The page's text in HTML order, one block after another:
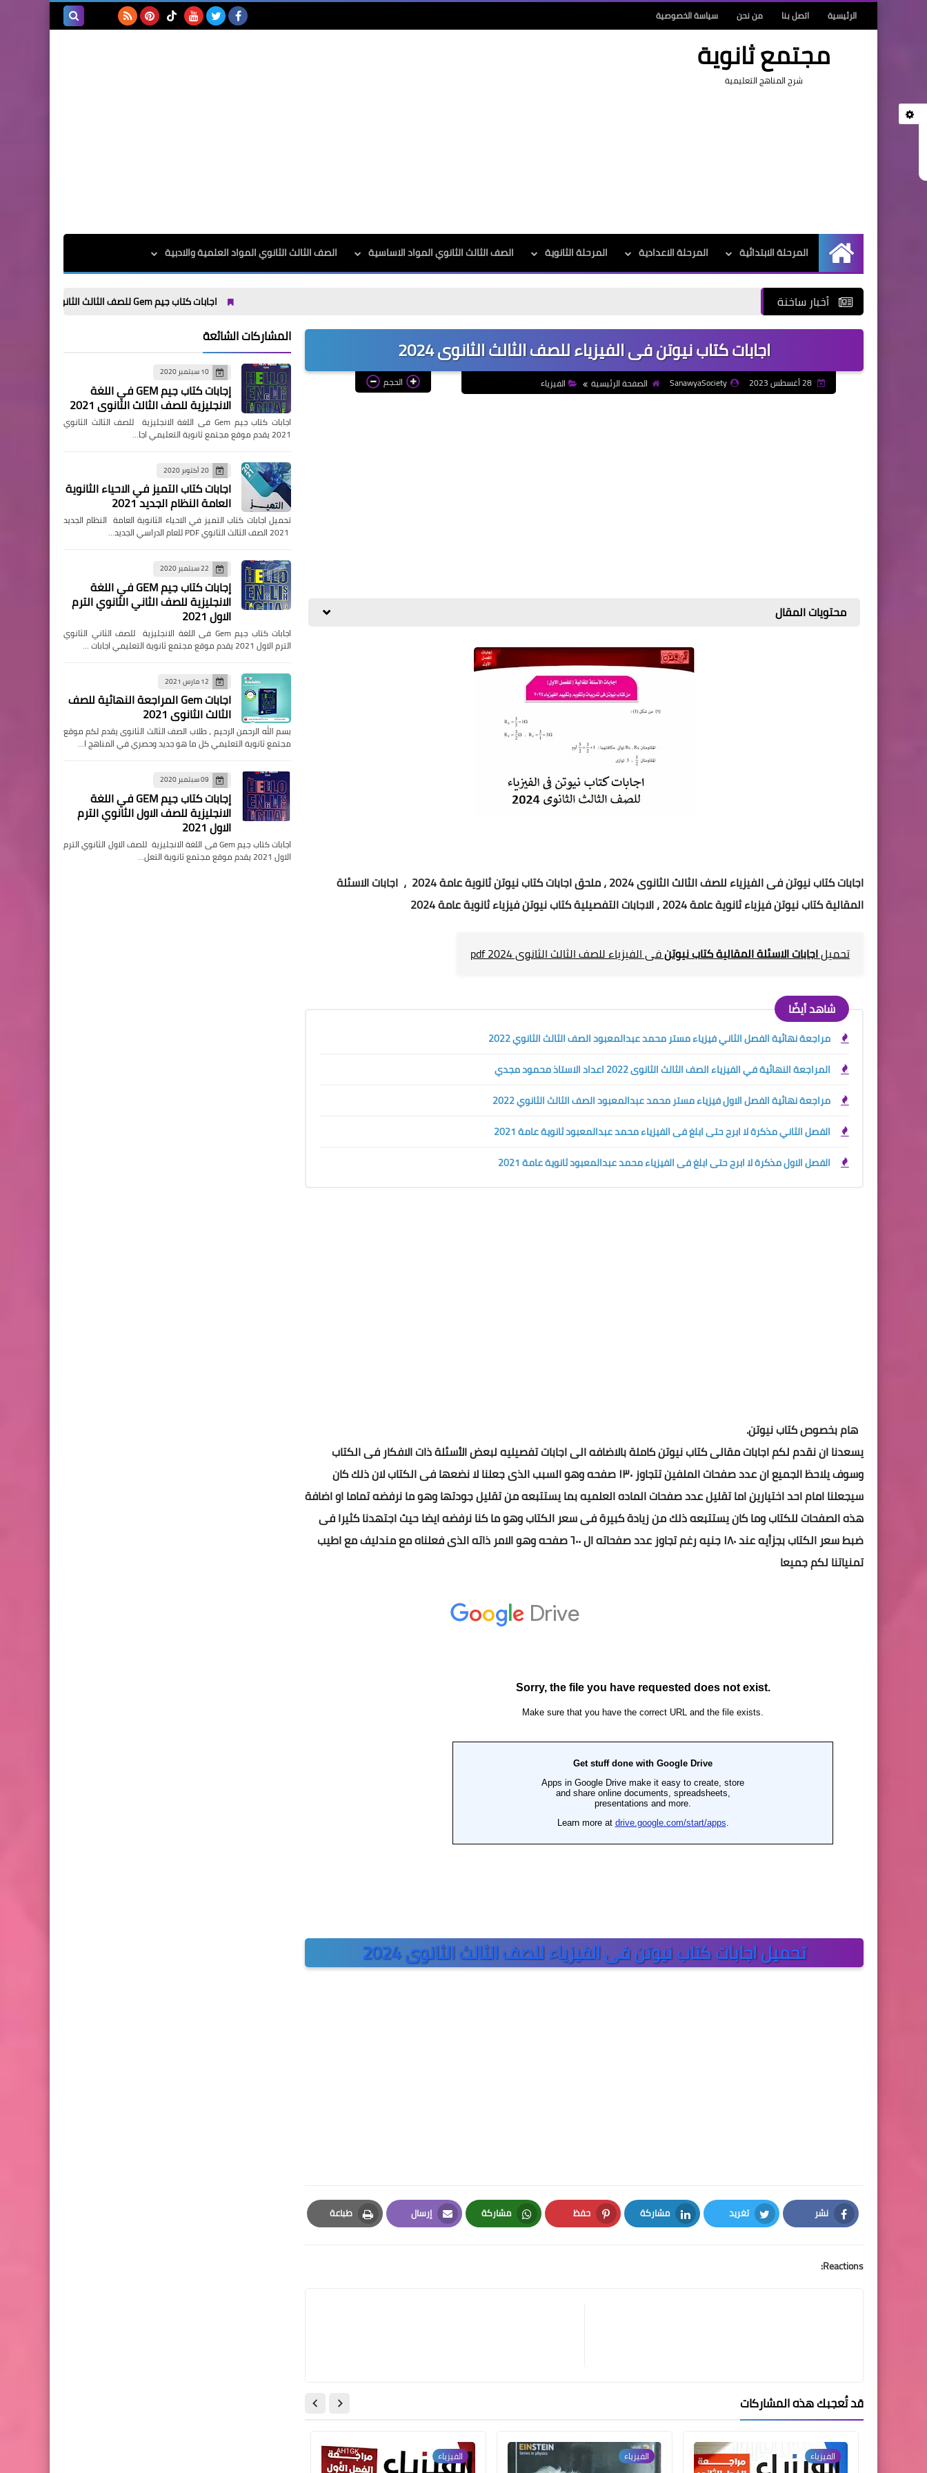
الرئيسية اتصل بنا من نحن سياسة الخصوصية
مجتمع ثانوية
شرح المناهج التعليمية
الرئيسية
المرحلة الابتدائية المرحلة الاعدادية المرحلة الثانوية الصف الثالث الثانوي المواد الاساسية الصف الثالث الثانوي المواد العلمية والادبية
أخبار ساخنة اجابات كتاب جيم Gem للصف الثالث الثانوى الترم الاول 2025
اجابات كتاب نيوتن فى الفيزياء للصف الثالث الثانوى 2024
28 أغسطس 2023 SanawyaSociety الصفحة الرئيسية الفيزياء الحجم
محتويات المقال
اجابات كتاب نيوتن فى الفيزياء للصف الثالث الثانوى 2024 ،
ملحق اجابات كتاب نيوتن ثانوية عامة 2024 ، اجابات الاسئلة
المقالية كتاب نيوتن فيزياء ثانوية عامة 2024 ، الاجابات التفصيلية
كتاب نيوتن فيزياء ثانوية عامة 2024
تحميلاجابات الاسئلة المقالية كتاب نيوتنفى الفيزياء للصف الثالث الثانوى 2024 pdf
شاهد أيضًا
مراجعة نهائية الفصل الثاني فيزياء مستر محمد عبدالمعبود الصف الثالث الثانوي 2022
المراجعة النهائية في الفيزياء الصف الثالث الثانوى 2022 اعداد الاستاذ محمود مجدي
مراجعة نهائية الفصل الاول فيزياء مستر محمد عبدالمعبود الصف الثالث الثانوي 2022
الفصل الثاني مذكرة لا ابرح حتى ابلغ فى الفيزياء محمد عبدالمعبود ثانوية عامة 2021
الفصل الاول مذكرة لا ابرح حتى ابلغ فى الفيزياء محمد عبدالمعبود ثانوية عامة 2021
هام بخصوص كتاب نيوتن.
يسعدنا ان نقدم لكم اجابات مقالى كتاب نيوتن كاملة بالاضافه الى اجابات تفصيليه لبعض الأسئلة ذات الافكار فى الكتاب
وسوف يلاحظ الجميع ان عدد صفحات الملفين تتجاوز ١٣٠ صفحه وهو السبب الذى جعلنا لا نضعها فى الكتاب لان ذلك كان
سيجعلنا امام احد اختيارين اما تقليل عدد صفحات الماده العلميه بما يستتبعه من تقليل جودتها وهو ما نرفضه تماما او اضافة
هذه الصفحات للكتاب وما كان يستتبعه ذلك من زيادة كبيرة فى سعر الكتاب وهو ما كنا نرفضه ايضا حيث اجتهدنا كثيرا فى
ضبط سعر الكتاب بجزأيه عند ١٨٠ جنيه رغم تجاوز عدد صفحاته ال ٦٠٠ صفحه وهو الامر ذاته الذى فعلناه مع مندليف مع اطيب
تمنياتنا لكم جميعا
تحميل اجابات كتاب نيوتن فى الفيزياء للصف الثالث الثانوى 2024
نشر
Facebook
تغريد
Twitter
مشاركة
LinkedIn
حفظ
Pinterest
مشاركة
Whatsapp
إرسال
Email
طباعة
Print
Reactions:
قد تُعجبك هذه المشاركات
الفيزياء الفيزياء الفيزياء
المشاركات الشائعة
10 سبتمبر 2020
إجابات كتاب جيم GEM في اللغة
الانجليزية للصف الثالث الثانوي 2021
اجابات كتاب جيم Gem فى اللغة الانجليزية للصف الثالث الثانوي
2021 يقدم موقع مجتمع ثانوية التعليمي اجا…
20 أكتوبر 2020
اجابات كتاب التميز في الاحياء الثانوية
العامة النظام الجديد 2021
تحميل اجابات كتاب التميز في الاحياء الثانوية العامة النظام الجديد
22 سبتمبر 2020
إجابات كتاب جيم GEM في اللغة
الانجليزية للصف الثاني الثانوي الترم
الاول 2021
اجابات كتاب جيم Gem فى اللغة الانجليزية للصف الثاني الثانوي
الترم الاول 2021 يقدم موقع مجتمع ثانوية التعليمي اجابات …
12 مارس 2021
اجابات Gem المراجعة النهائية للصف
الثالث الثانوى 2021
بسم الله الرحمن الرحيم ، طلاب الصف الثالث الثانوى يقدم لكم موقع
مجتمع ثانوية التعليمي كل ما هو جديد وحصري في المناهج ا…
09 سبتمبر 2020
إجابات كتاب جيم GEM في اللغة
الانجليزية للصف الاول الثانوي الترم
الاول 2021
اجابات كتاب جيم Gem فى اللغة الانجليزية للصف الاول الثانوي الترم
الاول 2021 يقدم موقع مجتمع ثانوية التعل…